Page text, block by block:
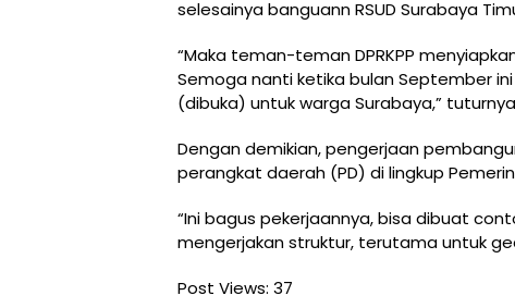
selesainya banguann RSUD Surabaya
“Maka teman-teman DPRKPP
Semoga nanti ketika bulan September ini
(dibuka) untuk warga Surabaya,”
Dengan demikian, pengerjaan
perangkat daerah (PD) di lingkup
“Ini bagus pekerjaannya, bisa dibuat
mengerjakan struktur, terutama untuk
Post Views: 37